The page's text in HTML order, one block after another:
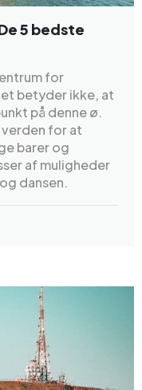
5 bedste
for
betyder ikke, at
på denne ø.
verden for at
barer og
af muligheder
dansen.